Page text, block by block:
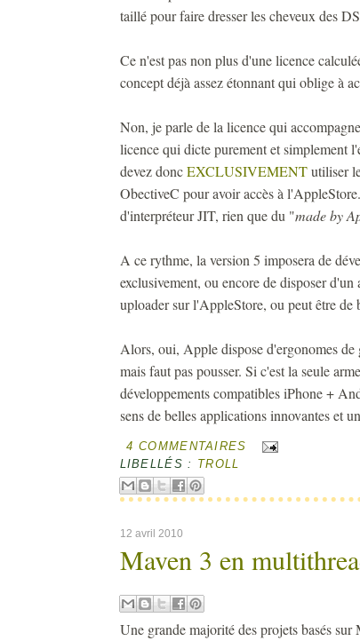
taillé pour faire dresser les cheveux des
Ce n'est pas non plus d'une licence
concept déjà assez étonnant qui oblige à
Non, je parle de la licence qui
licence qui dicte purement et simplement
devez doncEXCLUSIVEMENTutiliser
ObectiveC pour avoir accès à
d'interpréteur JIT, rien que du "made by
A ce rythme, la version 5 imposera de
exclusivement, ou encore de disposer
uploader sur l'AppleStore, ou peut être
Alors, oui, Apple dispose d'ergonomes
mais faut pas pousser. Si c'est la seule
développements compatibles iPhone +
sens de belles applications innovantes et
4 COMMENTAIRES
LIBELLÉS : TROLL
12 avril 2010
Maven 3 en
Une grande majorité des projets basés